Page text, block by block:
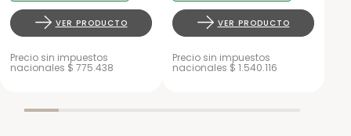
VER PRODUCTO
Precio sin impuestos
nacionales $ 775.438
VER PRODUCTO
Precio sin impuestos
nacionales $ 1.540.116